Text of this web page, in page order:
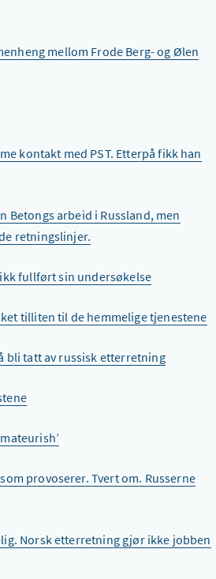
mellom Frode Berg- og Ølen
kontakt med PST. Etterpå fikk han
arbeid i Russland, men
retningslinjer.
fullført sin undersøkelse
tilliten til de hemmelige tjenestene
bli tatt av russisk etterretning
provoserer. Tvert om. Russerne
Norsk etterretning gjør ikke jobben